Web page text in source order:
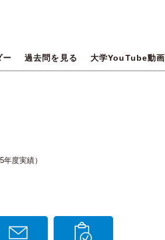
ー 過去問を見る 大学YouTube動画
度実績）